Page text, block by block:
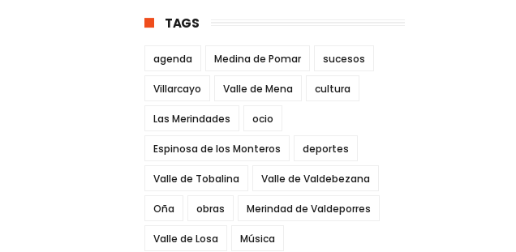
TAGS
agenda Medina de Pomar sucesos
Villarcayo Valle de Mena cultura
Las Merindades ocio
Espinosa de los Monteros deportes
Valle de Tobalina Valle de Valdebezana
Oña obras Merindad de Valdeporres
Valle de Losa Música